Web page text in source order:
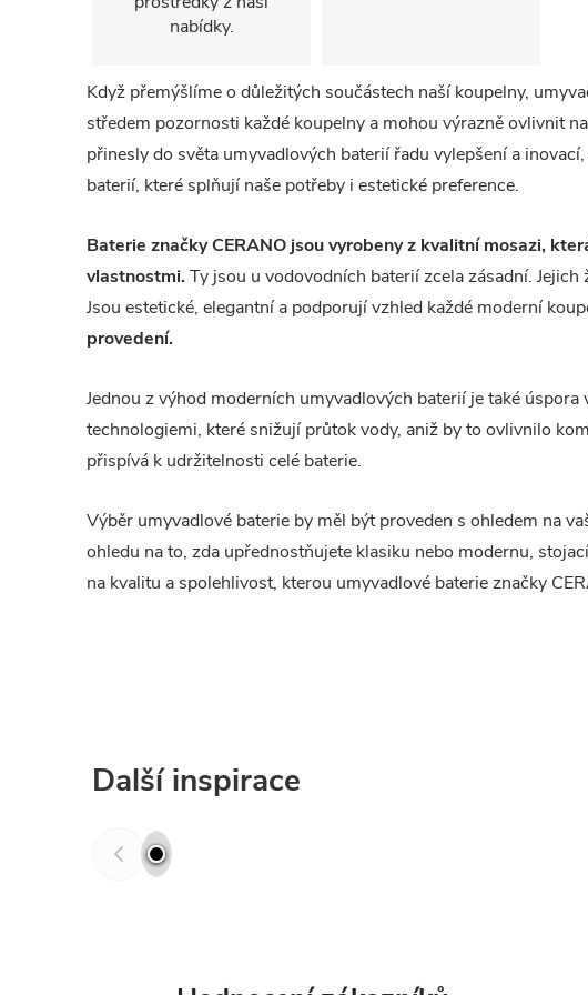
nabídky.
Když přemýšlíme o důležitých součástech naší koupelny,
středem pozornosti každé koupelny a mohou výrazně ovlivnit
přinesly do světa umyvadlových baterií řadu vylepšení a
baterií, které splňují naše potřeby i estetické preference.
Baterie značky CERANO jsou vyrobeny z kvalitní mosazi,
vlastnostmi.Ty jsou u vodovodních baterií zcela zásadní.
Jsou estetické, elegantní a podporují vzhled každé moderní
provedení.
Jednou z výhod moderních umyvadlových baterií je také
technologiemi, které snižují průtok vody, aniž by to ovlivnilo
přispívá k udržitelnosti celé baterie.
Výběr umyvadlové baterie by měl být proveden s ohledem na
ohledu na to, zda upřednostňujete klasiku nebo modernu,
na kvalitu a spolehlivost, kterou umyvadlové baterie značky
Další inspirace